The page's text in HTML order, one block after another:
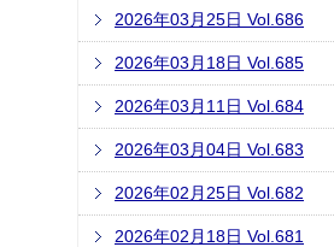
2026年03月25日 Vol.686
2026年03月18日 Vol.685
2026年03月11日 Vol.684
2026年03月04日 Vol.683
2026年02月25日 Vol.682
2026年02月18日 Vol.681